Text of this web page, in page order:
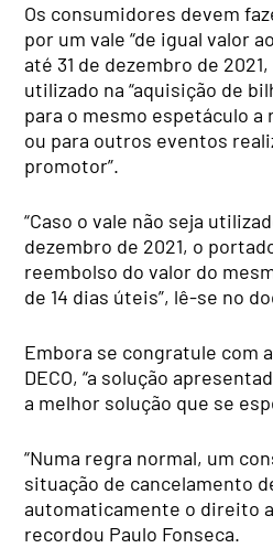
Os consumidores devem
por um vale “de igual valor
até 31 de dezembro de
utilizado na “aquisição de
para o mesmo espetáculo a
ou para outros eventos
promotor”.
“Caso o vale não seja
dezembro de 2021, o
reembolso do valor do
de 14 dias úteis”, lê-se no
Embora se congratule com
DECO, “a solução
a melhor solução que se
“Numa regra normal, um
situação de cancelamento
automaticamente o direito
recordou Paulo Fonseca.